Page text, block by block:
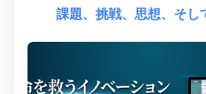
課題、挑戦、思想、そし